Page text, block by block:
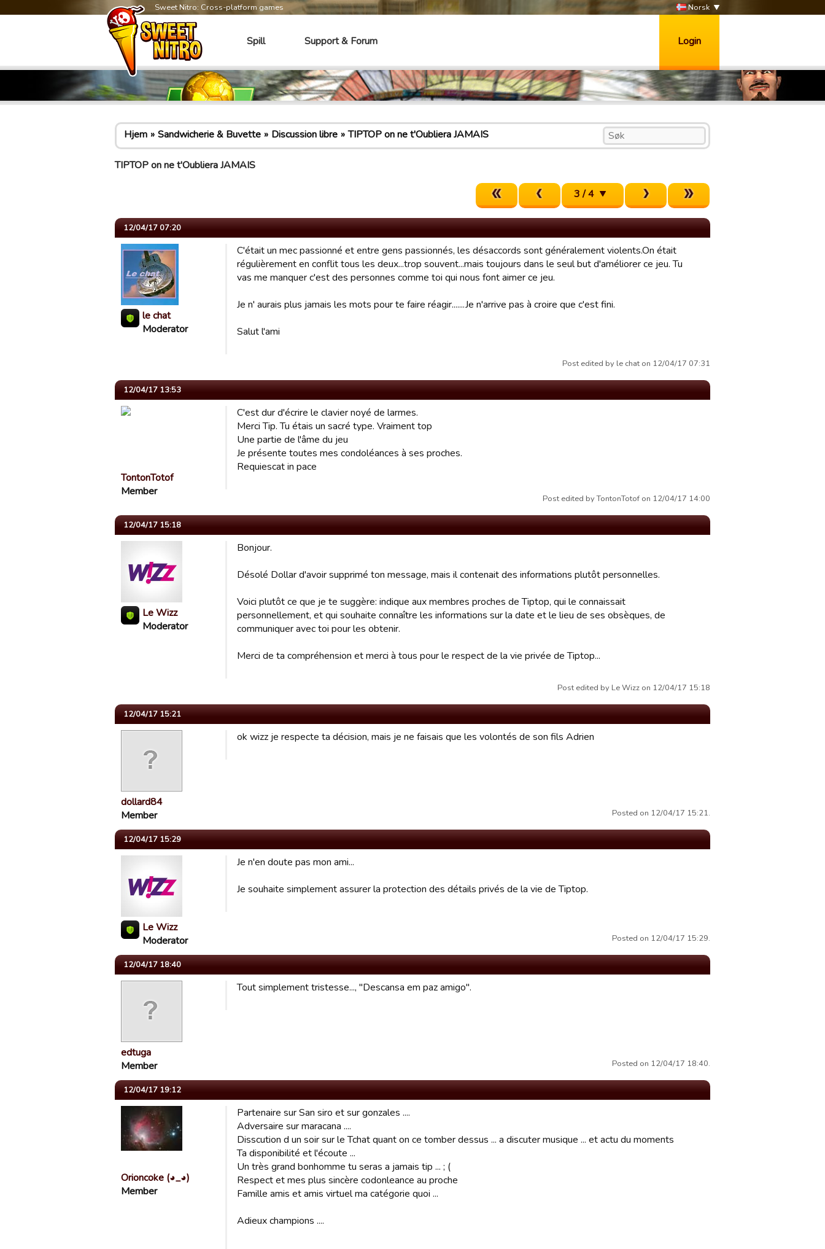
Sweet Nitro: Cross-platform games Norsk
Spill Support & Forum Login
Hjem Sandwicherie & Buvette Discussion libre TIPTOP on ne t'Oubliera JAMAIS
TIPTOP on ne t'Oubliera JAMAIS
3 / 4
12/04/17 07:20
le chat
Moderator
C'était un mec passionné et entre gens passionnés, les désaccords sont généralement violents.On était
régulièrement en conflit tous les deux...trop souvent...mais toujours dans le seul but d'améliorer ce jeu. Tu
vas me manquer c'est des personnes comme toi qui nous font aimer ce jeu.
Je n' aurais plus jamais les mots pour te faire réagir.......Je n'arrive pas à croire que c'est fini.
Salut l'ami
Post edited by le chat on 12/04/17 07:31
12/04/17 13:53
TontonTotof
Member
C'est dur d'écrire le clavier noyé de larmes.
Merci Tip. Tu étais un sacré type. Vraiment top
Une partie de l'âme du jeu
Je présente toutes mes condoléances à ses proches.
Requiescat in pace
Post edited by TontonTotof on 12/04/17 14:00
12/04/17 15:18
Le Wizz
Moderator
Bonjour.
Désolé Dollar d'avoir supprimé ton message, mais il contenait des informations plutôt personnelles.
Voici plutôt ce que je te suggère: indique aux membres proches de Tiptop, qui le connaissait
personnellement, et qui souhaite connaître les informations sur la date et le lieu de ses obsèques, de
communiquer avec toi pour les obtenir.
Merci de ta compréhension et merci à tous pour le respect de la vie privée de Tiptop...
Post edited by Le Wizz on 12/04/17 15:18
12/04/17 15:21
dollard84
Member
ok wizz je respecte ta décision, mais je ne faisais que les volontés de son fils Adrien
Posted on 12/04/17 15:21.
12/04/17 15:29
Le Wizz
Moderator
Je n'en doute pas mon ami...
Je souhaite simplement assurer la protection des détails privés de la vie de Tiptop.
Posted on 12/04/17 15:29.
12/04/17 18:40
edtuga
Member
Tout simplement tristesse..., "Descansa em paz amigo".
Posted on 12/04/17 18:40.
12/04/17 19:12
Orioncoke (◕_◕)
Member
Partenaire sur San siro et sur gonzales ....
Adversaire sur maracana ....
Disscution d un soir sur le Tchat quant on ce tomber dessus ... a discuter musique ... et actu du moments
Ta disponibilité et l'écoute ...
Un très grand bonhomme tu seras a jamais tip ... ; (
Respect et mes plus sincère codonleance au proche
Famille amis et amis virtuel ma catégorie quoi ...
Adieux champions ....